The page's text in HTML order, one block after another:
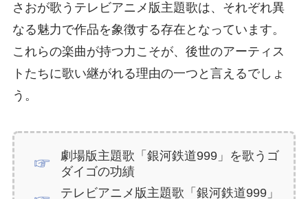
さおが歌うテレビアニメ版主題歌は、それぞれ異
なる魅力で作品を象徴する存在となっています。
これらの楽曲が持つ力こそが、後世のアーティス
トたちに歌い継がれる理由の一つと言えるでしょ
う。
劇場版主題歌「銀河鉄道999」を歌うゴ
ダイゴの功績
テレビアニメ版主題歌「銀河鉄道999」